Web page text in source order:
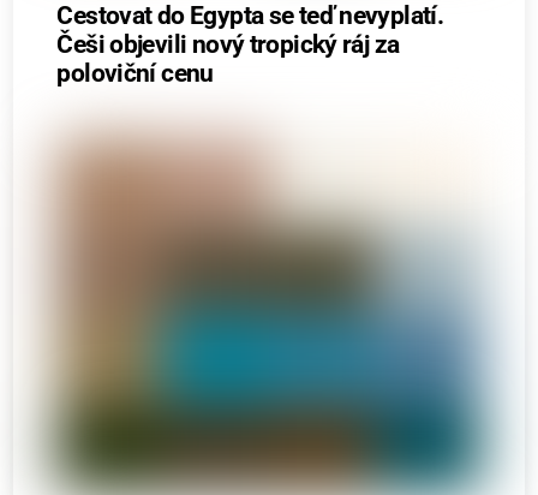
Cestovat do Egypta se teď nevyplatí.
Češi objevili nový tropický ráj za
poloviční cenu